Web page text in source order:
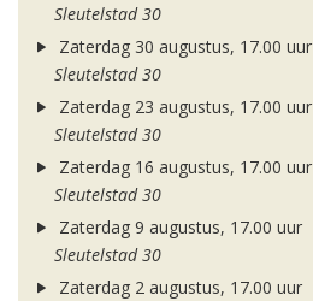
Sleutelstad 30
Zaterdag 30 augustus, 17.00 uur
Sleutelstad 30
Zaterdag 23 augustus, 17.00 uur
Sleutelstad 30
Zaterdag 16 augustus, 17.00 uur
Sleutelstad 30
Zaterdag 9 augustus, 17.00 uur
Sleutelstad 30
Zaterdag 2 augustus, 17.00 uur